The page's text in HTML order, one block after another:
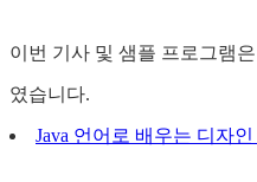
이번 기사 및 샘플 프로그램
였습니다.
Java 언어로 배우는 디자